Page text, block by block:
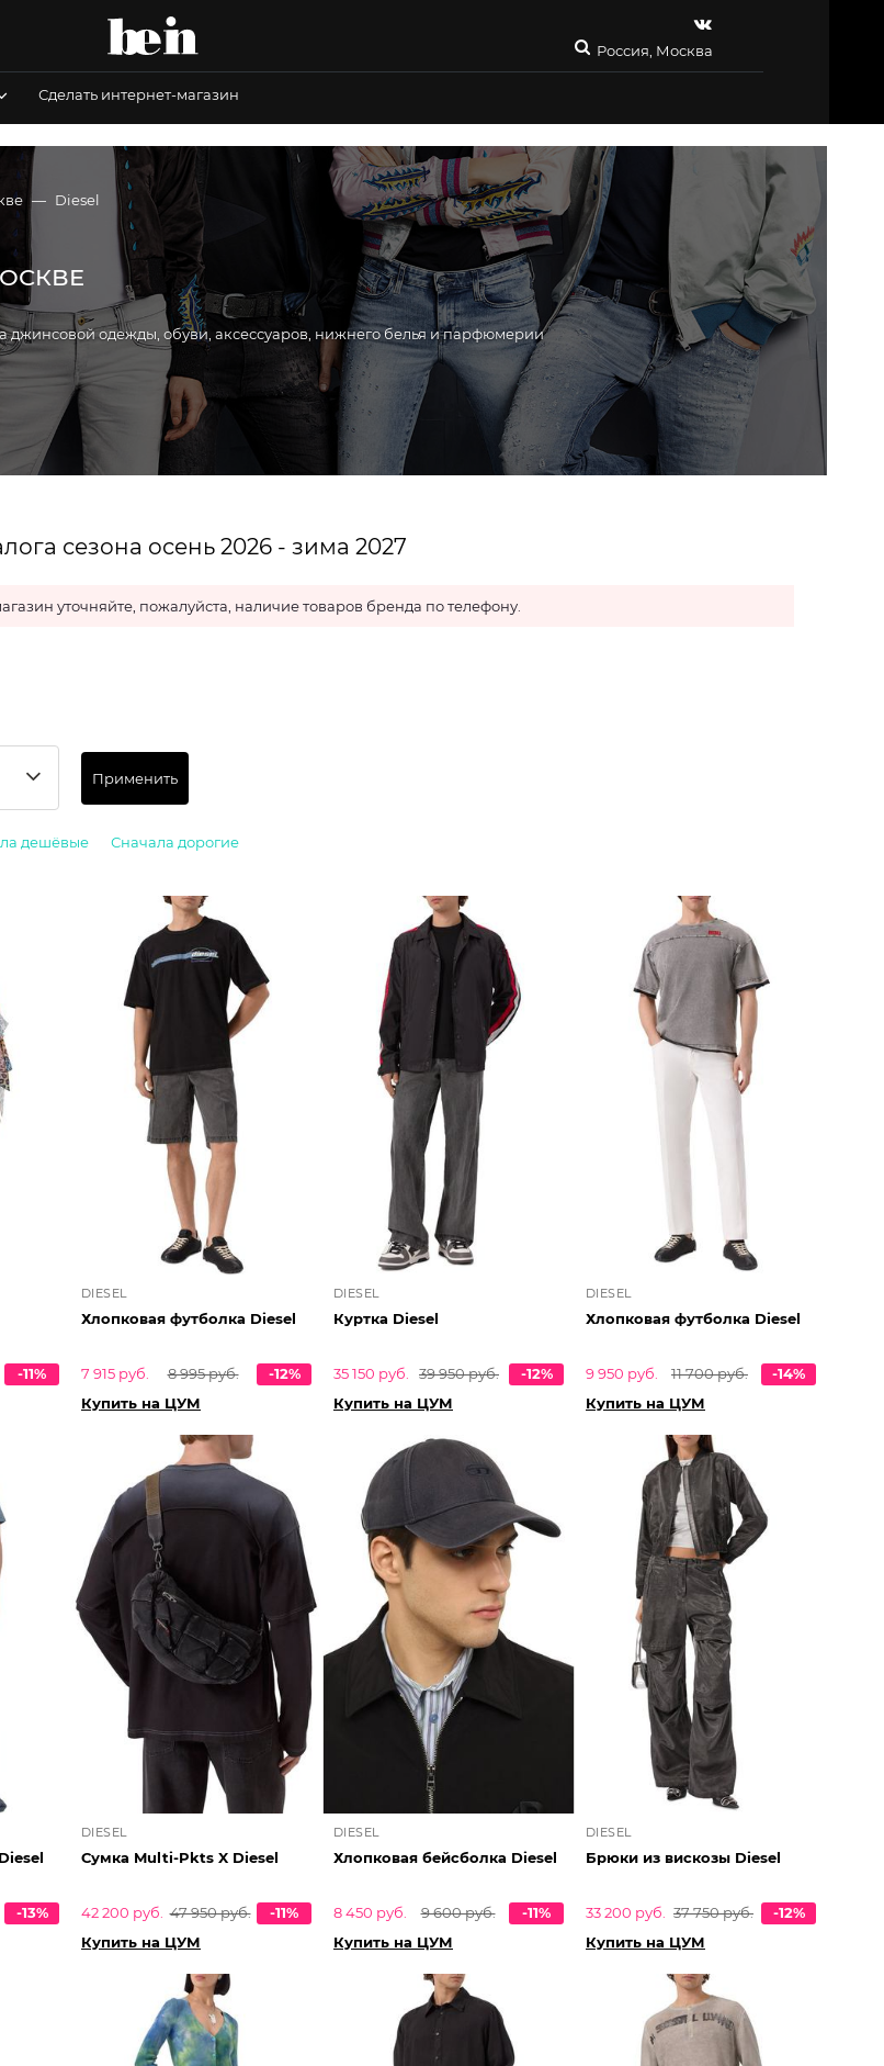
Россия, Москва
Сделать интернет-магазин
Diesel
джинсовой одежды, обуви, аксессуаров, нижнего белья и парфюмерии
сезона осень 2026 - зима 2027
уточняйте, пожалуйста, наличие товаров бренда по телефону.
Применить
дешёвые Сначала дорогие
-11%
DIESEL
Хлопковая футболка Diesel
7 915 руб. 8 995 руб.
-12%
Купить на ЦУМ
DIESEL
Куртка Diesel
35 150 руб. 39 950 руб.
-12%
Купить на ЦУМ
DIESEL
Хлопковая футболка Diesel
9 950 руб. 11 700 руб.
-14%
Купить на ЦУМ
-13%
DIESEL
Сумка Multi-Pkts X Diesel
42 200 руб. 47 950 руб.
-11%
Купить на ЦУМ
DIESEL
Хлопковая бейсболка Diesel
8 450 руб. 9 600 руб.
-11%
Купить на ЦУМ
DIESEL
Брюки из вискозы Diesel
33 200 руб. 37 750 руб.
-12%
Купить на ЦУМ